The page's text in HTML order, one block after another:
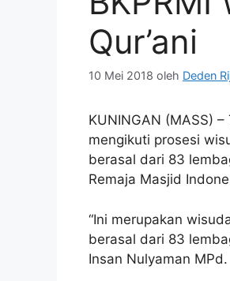
Qur’ani
10 Mei 2018 oleh Deden
KUNINGAN (MASS)
mengikuti prosesi
berasal dari 83
Remaja Masjid
“Ini merupakan
berasal dari 83
Insan Nulyaman MPd.